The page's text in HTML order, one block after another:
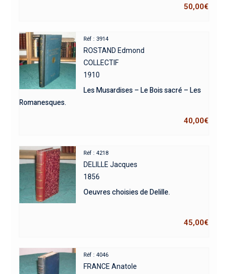
50,00€
Réf : 3914
ROSTAND Edmond
COLLECTIF
1910
Les Musardises – Le Bois sacré – Les
Romanesques.
40,00€
Réf : 4218
DELILLE Jacques
1856
Oeuvres choisies de Delille.
45,00€
Réf : 4046
FRANCE Anatole